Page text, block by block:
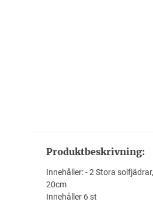
Produktbeskrivning:
Innehåller: - 2 Stora
20cm
Innehåller 6 st